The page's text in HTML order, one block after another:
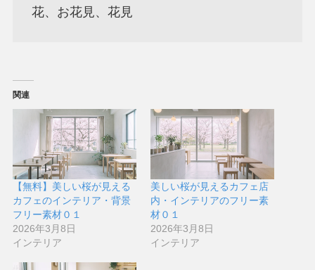
花、お花見、花見
関連
【無料】美しい桜が見える
カフェのインテリア・背景
フリー素材０１
2026年3月8日
インテリア
美しい桜が見えるカフェ店
内・インテリアのフリー素
材０１
2026年3月8日
インテリア